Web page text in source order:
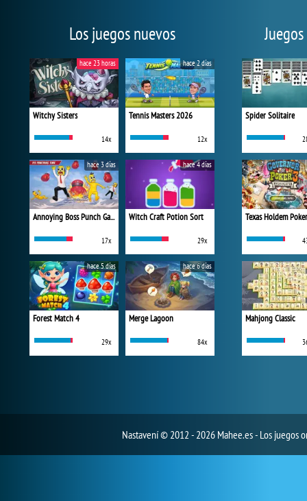
Los juegos nuevos
Witchy Sisters
14x
hace 23 horas
Tennis Masters 2026
12x
hace 2 días
Annoying Boss Punch Game
17x
hace 3 días
Witch Craft Potion Sort
29x
hace 4 días
Forest Match 4
29x
hace 5 días
Merge Lagoon
84x
hace 6 días
Spider Solitaire
Texas Holdem
Mahjong Classic
Nastavení© 2012 - 2026 Mahee.es - Los juegos